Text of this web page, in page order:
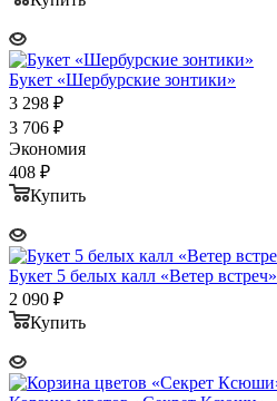
Букет «Шербурские зонтики»
3 298 ₽
3 706 ₽
Экономия
408 ₽
Купить
Букет 5 белых калл «Ветер встреч»
2 090 ₽
Купить